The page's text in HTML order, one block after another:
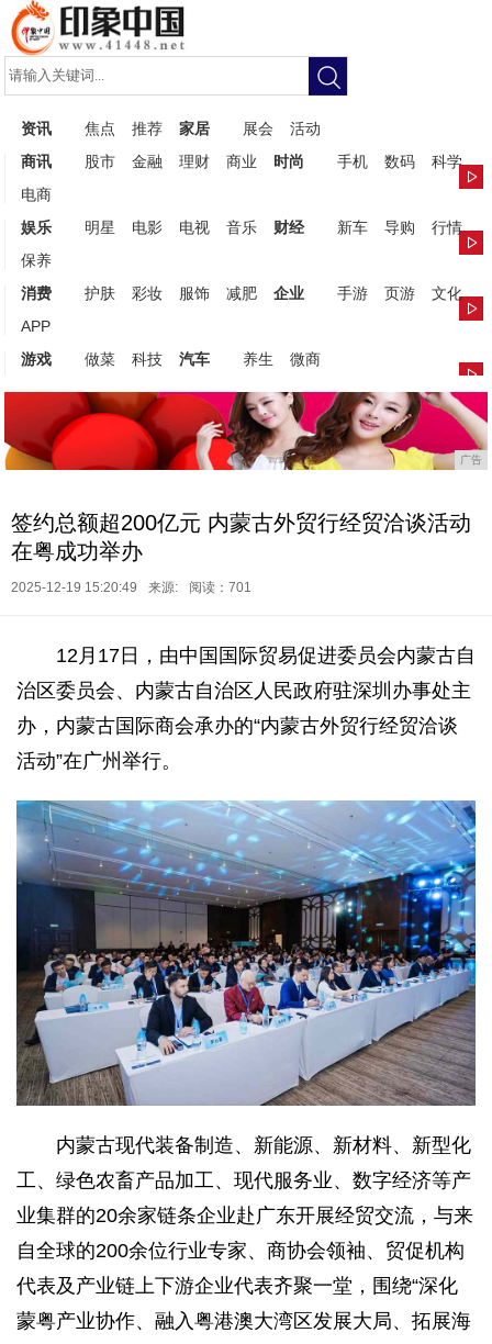
资讯 焦点 推荐 家居 展会
活动
商讯
股市 金融 理财 商业 时尚 手机 数码
科学
电商
娱乐
明星 电影 电视 音乐 财经 新车 导购
行情
保养
消费
护肤 彩妆 服饰 减肥 企业 手游 页游
文化
APP
游戏
做菜 科技 汽车 养生 微商
广告
签约总额超200亿元 内蒙古外贸行经贸洽谈活动
在粤成功举办
2025-12-19 15:20:49 来源: 阅读：701
12月17日，由中国国际贸易促进委员会内蒙古自
治区委员会、内蒙古自治区人民政府驻深圳办事处主
办，内蒙古国际商会承办的“内蒙古外贸行经贸洽谈
活动”在广州举行。
内蒙古现代装备制造、新能源、新材料、新型化
工、绿色农畜产品加工、现代服务业、数字经济等产
业集群的20余家链条企业赴广东开展经贸交流，与来
自全球的200余位行业专家、商协会领袖、贸促机构
代表及产业链上下游企业代表齐聚一堂，围绕“深化
蒙粤产业协作、融入粤港澳大湾区发展大局、拓展海